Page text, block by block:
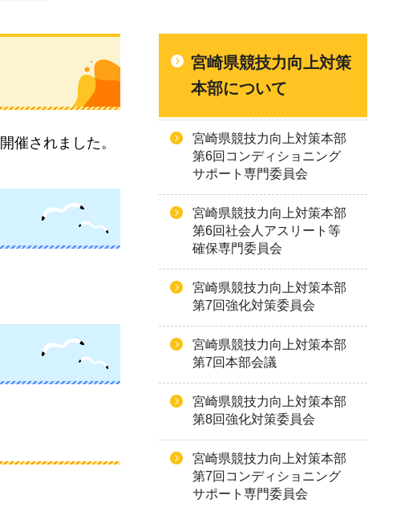
催されました。
宮崎県競技力向上対策
本部について
宮崎県競技力向上対策本部
第6回コンディショニング
サポート専門委員会
宮崎県競技力向上対策本部
第6回社会人アスリート等
確保専門委員会
宮崎県競技力向上対策本部
第7回強化対策委員会
宮崎県競技力向上対策本部
第7回本部会議
宮崎県競技力向上対策本部
第8回強化対策委員会
宮崎県競技力向上対策本部
第7回コンディショニング
サポート専門委員会